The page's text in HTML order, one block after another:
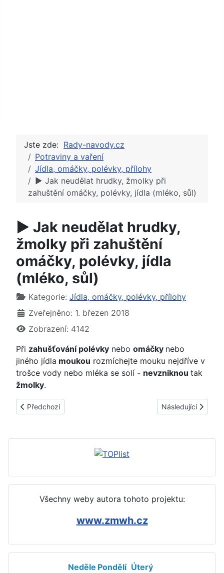
Jste zde: Rady-navody.cz
Potraviny a vaření
Jídla, omáčky, polévky, přílohy
► Jak neudělat hrudky, žmolky při
zahuštění omáčky, polévky, jídla (mléko, sůl)
► Jak neudělat hrudky,
žmolky při zahuštění
omáčky, polévky, jídla
(mléko, sůl)
Základní údaje
Kategorie: Jídla, omáčky, polévky, přílohy
Zveřejněno: 1. březen 2018
Zobrazení: 4142
Při zahušťování polévky nebo omáčky nebo
jiného jídla moukou rozmíchejte mouku nejdříve v
trošce vody nebo mléka se solí - nevzniknou tak
žmolky.
Předchozí článek: ► Jak využít zbytky sýra - sýrová omáčka
Předchozí Další článek: ►
Následující
Všechny weby autora tohoto projektu:
www.zmwh.cz
Neděle Pondělí Úterý